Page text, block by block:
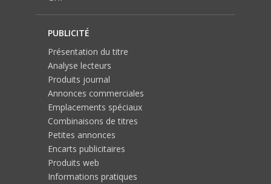
PUBLICITÉ
Présentation du titre
Analyse lecteurs
Produits journal
Annonces commerciales
Emplacements spéciaux
Combinaisons de titres
Petites annonces
Encarts publicitaires
Produits web
Informations pratiques